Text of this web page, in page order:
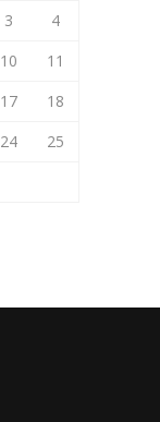
3
4
10
11
17
18
24
25